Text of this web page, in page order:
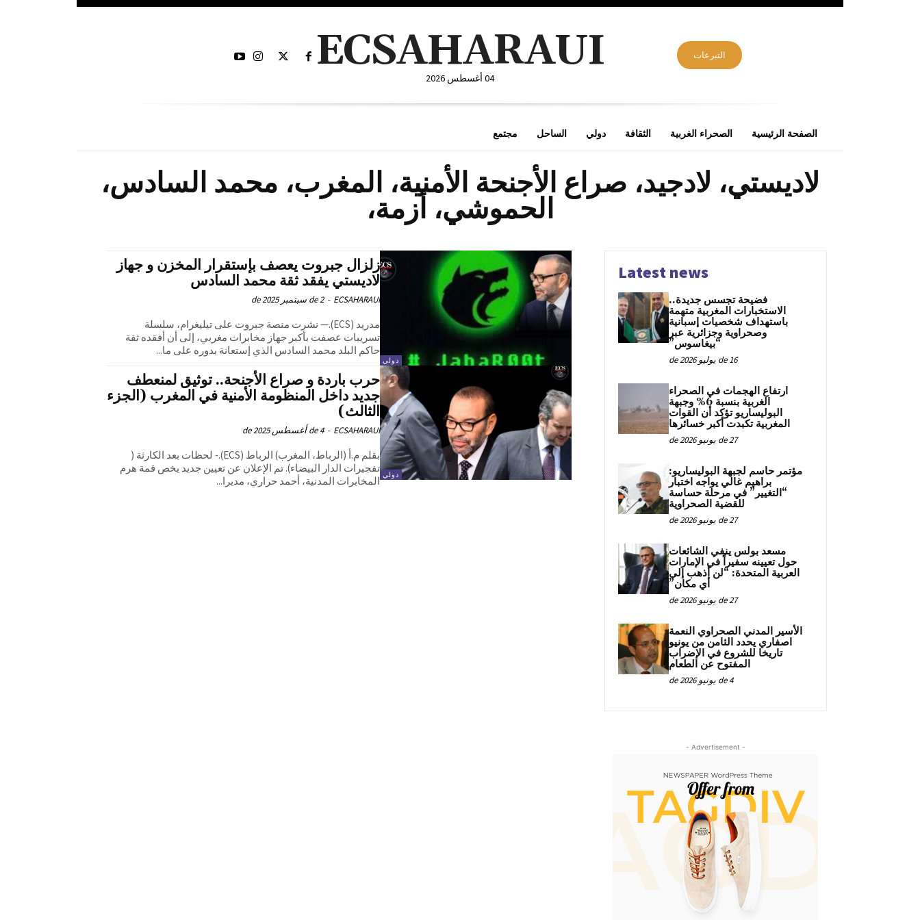
التبرعات ECSAHARAUI
04 أغسطس 2026
الصفحة الرئيسية الصحراء الغربية الثقافة دولي الساحل مجتمع
لاديستي، لادجيد، صراع الأجنحة الأمنية، المغرب، محمد السادس،
الحموشي، أزمة،
دولي
زلزال جبروت يعصف بإستقرار المخزن و جهاز
لاديستي يفقد ثقة محمد السادس
ECSAHARAUI
- 2 de سبتمبر de 2025
مدريد (ECS).— نشرت منصة جبروت على تيليغرام، سلسلة
تسريبات عصفت بأكبر جهاز مخابرات مغربي، إلى أن أفقده ثقة
حاكم البلد محمد السادس الذي إستعانة بدوره على ما...
دولي
حرب باردة و صراع الأجنحة.. توثيق لمنعطف
جديد داخل المنظومة الأمنية في المغرب (الجزء
الثالث)
ECSAHARAUI
- 4 de أغسطس de 2025
بقلم م.أ (الرباط، المغرب) الرباط (ECS).- لحظات بعد الكارثة (
تفجيرات الدار البيضاء). تم الإعلان عن تعيين جديد يخص قمة هرم
المخابرات المدنية، أحمد حراري، مديرا...
Latest news
فضيحة تجسس جديدة..
الاستخبارات المغربية متهمة
باستهداف شخصيات إسبانية
وصحراوية وجزائرية عبر
“بيغاسوس”
16 de يوليو de 2026
ارتفاع الهجمات في الصحراء
الغربية بنسبة 6% وجبهة
البوليساريو تؤكد أن القوات
المغربية تكبدت أكبر خسائرها
27 de يونيو de 2026
مؤتمر حاسم لجبهة البوليساريو:
براهيم غالي يواجه اختبار
“التغيير” في مرحلة حساسة
للقضية الصحراوية
27 de يونيو de 2026
مسعد بولس ينفي الشائعات
حول تعيينه سفيراً في الإمارات
العربية المتحدة: “لن أذهب إلى
أي مكان”
27 de يونيو de 2026
الأسير المدني الصحراوي النعمة
اصفاري يحدد الثامن من يونيو
تاريخا للشروع في الإضراب
المفتوح عن الطعام
4 de يونيو de 2026
- Advertisement -